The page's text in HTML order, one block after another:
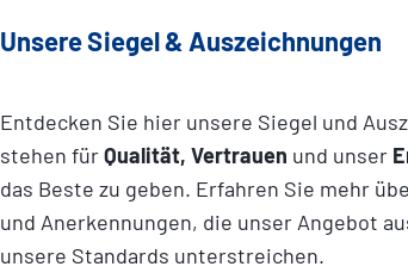
Unsere Siegel & Auszeichnungen
Entdecken Sie hier unsere Siegel und
stehen fürQualität, Vertrauen und unser
das Beste zu geben. Erfahren Sie mehr
und Anerkennungen, die unser Angebot
unsere Standards unterstreichen.